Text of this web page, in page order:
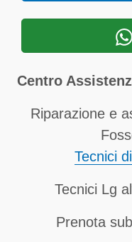
Centro
Riparazione e
Tecnici
Tecnici Lg
Prenota